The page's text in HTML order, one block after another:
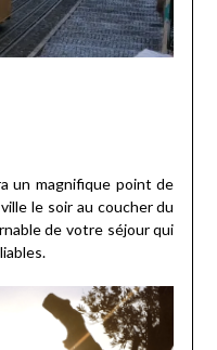
un magnifique point de
le soir au coucher du
de votre séjour qui